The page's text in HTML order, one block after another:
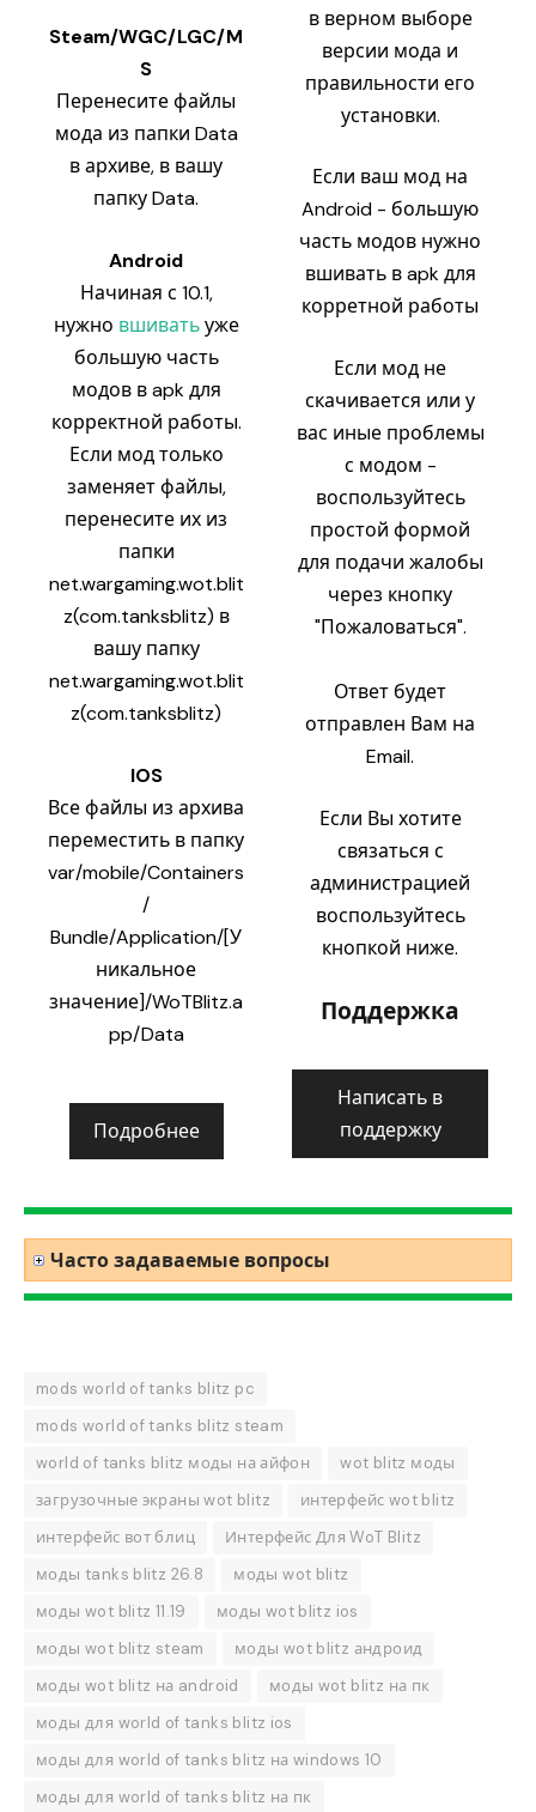
Steam/WGC/LGC/M
S
Перенесите файлы
мода из папки Data
в архиве, в вашу
папку Data.
Android
Начиная с 10.1,
нужно вшиватьуже
большую часть
модов в apk для
корректной работы.
Если мод только
заменяет файлы,
перенесите их из
папки
net.wargaming.wot.blit
z(com.tanksblitz) в
вашу папку
net.wargaming.wot.blit
z(com.tanksblitz)
IOS
Все файлы из архива
переместить в папку
var/mobile/Containers
/
Bundle/Application/[У
никальное
значение]/WoTBlitz.a
pp/Data
Подробнее
в верном выборе
версии мода и
правильности его
установки.
Если ваш мод на
Android - большую
часть модов нужно
вшивать в apk для
корретной работы
Если мод не
скачивается или у
вас иные проблемы
с модом -
воспользуйтесь
простой формой
для подачи жалобы
через кнопку
"Пожаловаться".
Ответ будет
отправлен Вам на
Email.
Если Вы хотите
связаться с
администрацией
воспользуйтесь
кнопкой ниже.
Поддержка
Написать в
поддержку
Часто задаваемые вопросы
mods world of tanks blitz pc
mods world of tanks blitz steam
world of tanks blitz моды на айфон
wot blitz моды
загрузочные экраны wot blitz
интерфейс wot blitz
интерфейс вот блиц
Интерфейс Для WoT Blitz
моды tanks blitz 26.8
моды wot blitz
моды wot blitz 11.19
моды wot blitz ios
моды wot blitz steam
моды wot blitz андроид
моды wot blitz на android
моды wot blitz на пк
моды для world of tanks blitz ios
моды для world of tanks blitz на windows 10
моды для world of tanks blitz на пк